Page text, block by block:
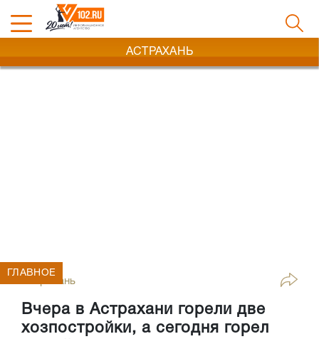
АСТРАХАНЬ
Астрахань
Вчера в Астрахани горели две
хозпостройки, а сегодня горел
ГЛАВНОЕ